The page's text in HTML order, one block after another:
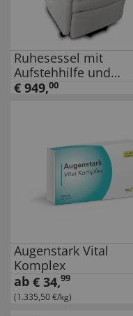
Ruhesessel mit
Aufstehhilfe und
Massagefunktion
€ 949,00
Augenstark Vital
Komplex
ab € 34,99
(1.335,50 €/kg)